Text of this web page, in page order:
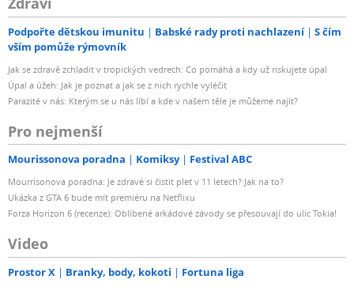
Podpořte dětskou imunitu Babské rady proti nachlazení
S čím
vším pomůže rýmovník
Jak se zdravě zchladit v tropických vedrech: Co pomáhá a kdy už riskujete úpal
Úpal a úžeh: Jak je poznat a jak se z nich rychle vyléčit
Parazité v nás: Kterým se u nás líbí a kde v našem těle je můžeme najít?
Pro nejmenší
Mourissonova poradna Komiksy Festival ABC
Mourrisonova poradna: Je zdravé si čistit pleť v 11 letech? Jak na to?
Ukázka z GTA 6 bude mít premiéru na Netflixu
Forza Horizon 6 (recenze): Oblíbené arkádové závody se přesouvají do ulic Tokia!
Video
Prostor X Branky, body, kokoti Fortuna liga